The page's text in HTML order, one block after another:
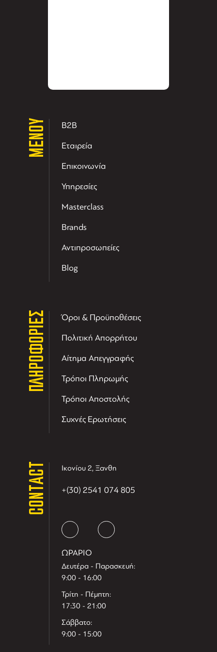
ΜΕΝΟΥ B2B
Εταιρεία
Επικοινωνία
Υπηρεσίες
Masterclass
Brands
Αντιπροσωπείες
Blog
ΠΛΗΡΟΦΟΡΙΕΣ Όροι & Προϋποθέσεις
Πολιτική Απορρήτου
Αίτημα Απεγγραφής
Τρόποι Πληρωμής
Τρόποι Αποστολής
Συχνές Ερωτήσεις
CONTACT Ικονίου 2, Ξανθη
+(30) 2541 074 805
ΩΡΑΡΙΟ
Δευτέρα - Παρασκευή:
9:00 - 16:00
Τρίτη - Πέμπτη:
17:30 - 21:00
Σάββατο:
9:00 - 15:00